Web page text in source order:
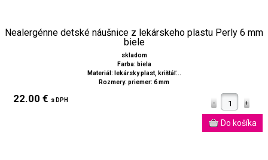
Nealergénne detské náušnice z lekárskeho plastu Perly 6 mm
biele
skladom
Farba: biela
Materiál: lekársky plast, krištáľ...
Rozmery: priemer: 6 mm
22.00 € s DPH